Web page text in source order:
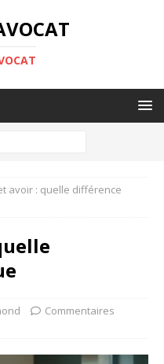
avoir : quelle différence
Commentaires